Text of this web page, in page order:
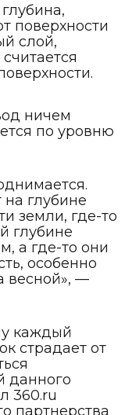
поверхности
слой,
ничем
по уровню
на глубине
земли, где-то
глубине
а где-то они
особенно
весной», —
каждый
страдает от
данного
360.ru
партнерства